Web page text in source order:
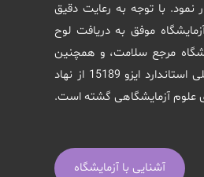
آغاز به کار نمود. با توجه به رعایت دقیق
موفق به دریافت لوح
مرجع سلامت، و همچنین
اولین گواهینامه بین المللی استاندارد ایزو 15189 از نهاد
علوم آزمایشگاهی گشته است.
آشنایی با آزمایشگاه